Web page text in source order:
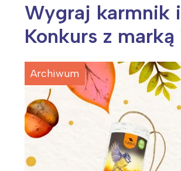
Wiosenny koncert ptaków na płocie
Wygraj karmnik
Konkurs z marką